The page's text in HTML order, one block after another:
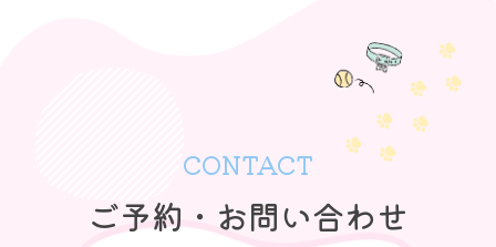
CONTACT
ご予約・お問い合わせ